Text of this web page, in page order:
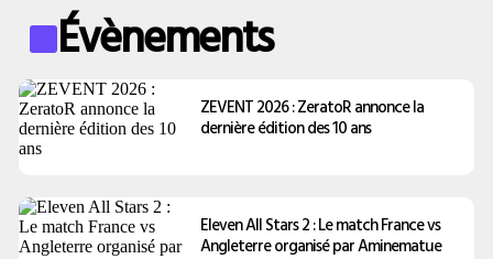
Évènements
ZEVENT 2026 : ZeratoR annonce la
dernière édition des 10 ans
Eleven All Stars 2 : Le match France vs
Angleterre organisé par Aminematue